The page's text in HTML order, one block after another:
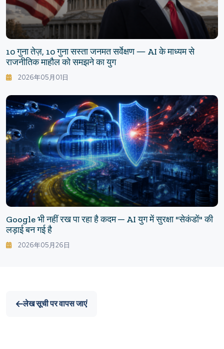
10 गुना तेज़, 10 गुना सस्ता जनमत सर्वेक्षण ― AI के माध्यम से
राजनीतिक माहौल को समझने का युग
2026年05月01日
Google भी नहीं रख पा रहा है कदम ─ AI युग में सुरक्षा "सेकंडों" की
लड़ाई बन गई है
2026年05月26日
लेख सूची पर वापस जाएं